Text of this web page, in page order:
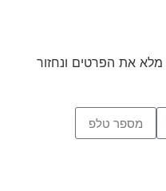
מלא את הפרטים ונחזור